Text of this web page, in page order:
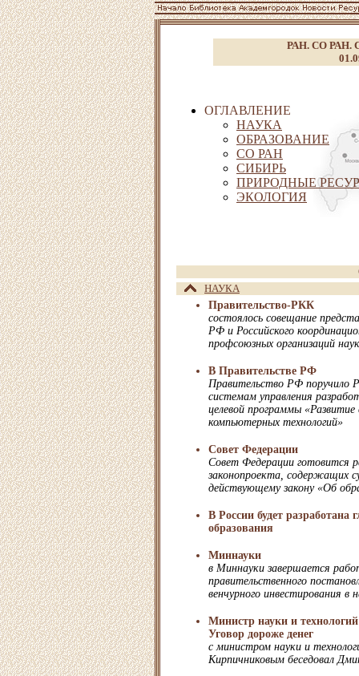
РАН. СО РАН.
ОГЛАВЛЕНИЕ
НАУКА
ОБРАЗОВАНИЕ
СО РАН
СИБИРЬ
ПРИРОДНЫЕ
ЭКОЛОГИЯ
НАУКА
Правительство-РКК
состоялось совещание
РФ и Российского
профсоюзных организаций
В Правительстве РФ
Правительство РФ поручило
системам управления
целевой программы
компьютерных технологий»
Совет Федерации
Совет Федерации готовится
законопроекта, содержащих
действующему закону «Об
В России будет разработана
образования
Миннауки
в Миннауки завершается
правительственного
венчурного инвестирования в
Министр науки и
Уговор дороже денег
с министром науки и
Кирпичниковым беседовал